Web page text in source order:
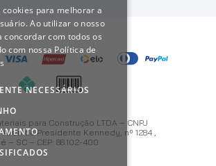
para Construção LTDA – CNPJ
Avenida Presidente Kennedy, nº 1284 ,
– SC – CEP: 88.102-400
cookies para melhorar a
Ao utilizar o nosso
concordar com todos os
com nossa Política de
NECESSÁRIOS